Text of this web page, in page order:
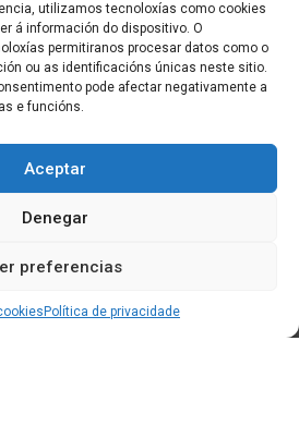
utilizamos tecnoloxías como cookies
á información do dispositivo. O
permitiranos procesar datos como o
ou as identificacións únicas neste sitio.
pode afectar negativamente a
e funcións.
Aceptar
Denegar
preferencias
Política de privacidade